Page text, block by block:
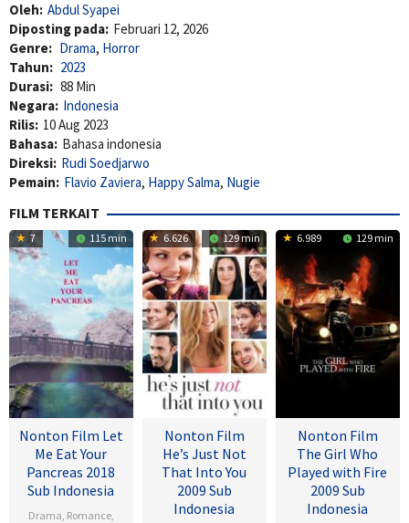
Oleh: Abdul Syapei
Diposting pada: Februari 12, 2026
Genre: Drama, Horror
Tahun: 2023
Durasi: 88 Min
Negara: Indonesia
Rilis: 10 Aug 2023
Bahasa: Bahasa indonesia
Direksi: Rudi Soedjarwo
Pemain: Flavio Zaviera, Happy Salma, Nugie
FILM TERKAIT
7 115 min
Nonton Film Let
Me Eat Your
Pancreas 2018
Sub Indonesia
Drama, Romance,
6.626 129 min
Nonton Film
He’s Just Not
That Into You
2009 Sub
Indonesia
6.989 129 min
Nonton Film
The Girl Who
Played with Fire
2009 Sub
Indonesia